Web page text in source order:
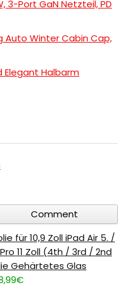
3-Port GaN Netzteil, PD
Auto Winter Cabin Cap,
Elegant Halbarm
Comment
für 10,9 Zoll iPad Air 5. /
11 Zoll (4th / 3rd / 2nd
Gehärtetes Glas